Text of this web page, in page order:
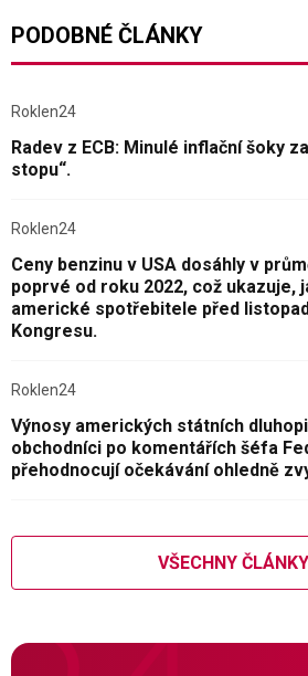
PODOBNÉ ČLÁNKY
Roklen24
Radev z ECB: Minulé inflační šoky
stopu“.
Roklen24
Ceny benzinu v USA dosáhly v
poprvé od roku 2022, což ukazuje,
americké spotřebitele před
Kongresu.
Roklen24
Výnosy amerických státních
obchodníci po komentářích šéfa
přehodnocují očekávání ohledně
VŠECHNY ČLÁNKY